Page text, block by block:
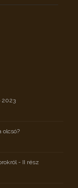
2023
olcsó?
- II rész